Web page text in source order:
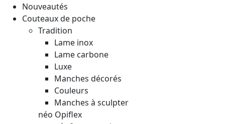
Nouveautés
Couteaux de poche
Tradition
Lame inox
Lame carbone
Luxe
Manches décorés
Couleurs
Manches à sculpter
néo Opiflex